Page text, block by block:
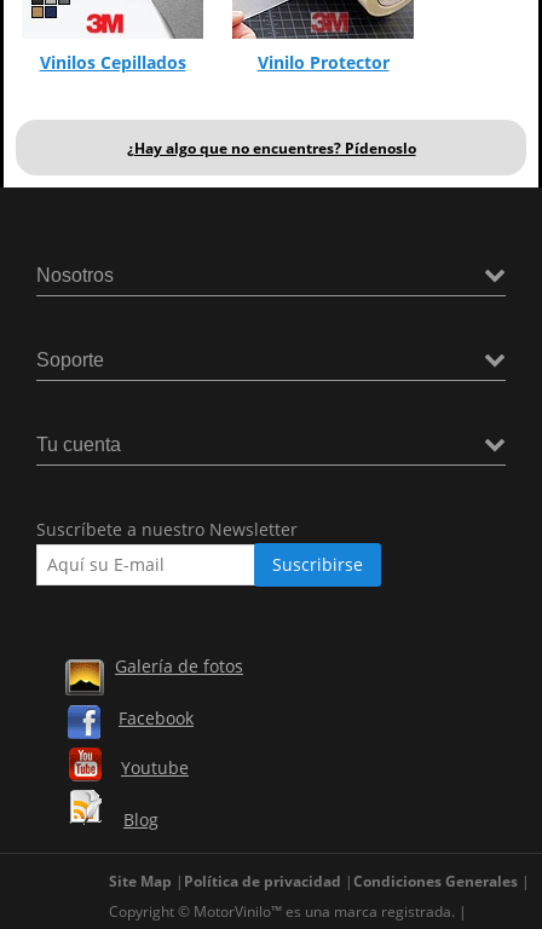
Vinilos Cepillados Vinilo Protector
¿Hay algo que no encuentres? Pídenoslo
Nosotros
Soporte
Tu cuenta
Suscríbete a nuestro Newsletter
Galería de fotos
Facebook
Youtube
Blog
Site Map Política de privacidad
Condiciones Generales
Copyright © MotorVinilo™ es una marca registrada.